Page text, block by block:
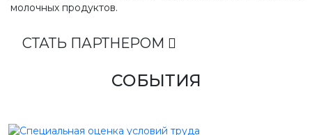
молочных продуктов.
СТАТЬ ПАРТНЕРОМ
СОБЫТИЯ